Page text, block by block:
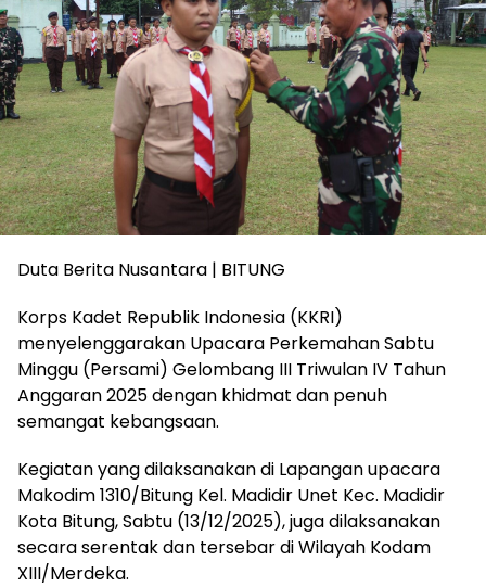
Duta Berita Nusantara | BITUNG
Korps Kadet Republik Indonesia (KKRI)
menyelenggarakan Upacara Perkemahan Sabtu
Minggu (Persami) Gelombang III Triwulan IV Tahun
Anggaran 2025 dengan khidmat dan penuh
semangat kebangsaan.
Kegiatan yang dilaksanakan di Lapangan upacara
Makodim 1310/Bitung Kel. Madidir Unet Kec. Madidir
Kota Bitung, Sabtu (13/12/2025), juga dilaksanakan
secara serentak dan tersebar di Wilayah Kodam
XIII/Merdeka.